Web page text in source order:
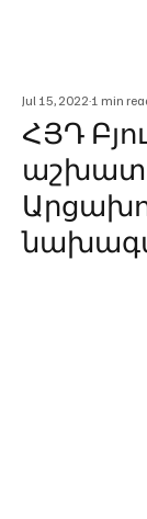
ՀՅԴ
Jul 15, 2022 1 min